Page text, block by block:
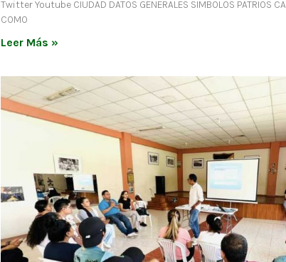
Twitter Youtube CIUDAD DATOS GENERALES SIMBOLOS PATRIOS
COMO
Leer Más »